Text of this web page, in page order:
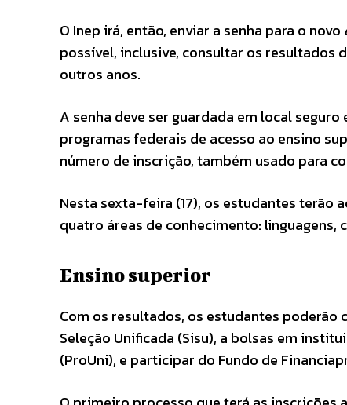
O Inep irá, então, enviar a senha para o novo
possível, inclusive, consultar os resultados
outros anos.
A senha deve ser guardada em local
programas federais de acesso ao ensino
número de inscrição, também usado para
Nesta sexta-feira (17), os estudantes terão
quatro áreas de conhecimento: linguagens,
Ensino superior
Com os resultados, os estudantes poderão
Seleção Unificada (Sisu), a bolsas em
(ProUni), e participar do Fundo de